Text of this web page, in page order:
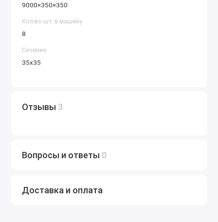
9000×350×350
Кол-во шт. в машину
8
Сечение
35х35
Отзывы 3
Вопросы и ответы 0
Доставка и оплата